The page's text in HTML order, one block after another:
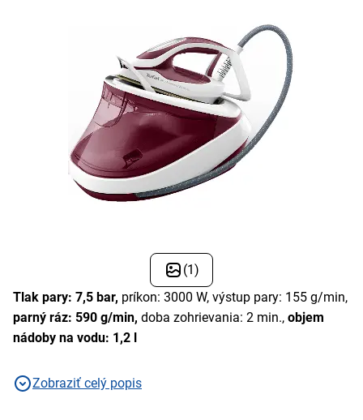
(1)
Tlak pary: 7,5 bar, príkon: 3000 W, výstup pary: 155 g/min,
parný ráz: 590 g/min, doba zohrievania: 2 min., objem
nádoby na vodu: 1,2 l
Zobraziť celý popis